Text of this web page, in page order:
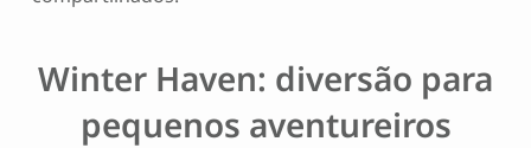
Winter Haven: diversão para
pequenos aventureiros